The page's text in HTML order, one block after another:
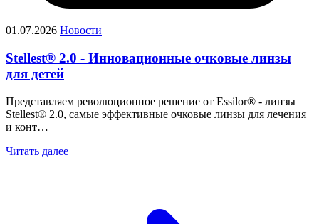
01.07.2026 Новости
Stellest® 2.0 - Инновационные очковые линзы
для детей
Представляем революционное решение от Essilor® - линзы
Stellest® 2.0, самые эффективные очковые линзы для лечения
и конт…
Читать далее